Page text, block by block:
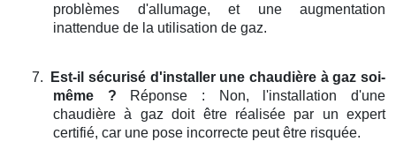
problèmes d'allumage, et une augmentation
inattendue de la utilisation de gaz.
7.
Est-il sécurisé d'installer une chaudière à gaz soi-
même ? Réponse : Non, l'installation d'une
chaudière à gaz doit être réalisée par un expert
certifié, car une pose incorrecte peut être risquée.